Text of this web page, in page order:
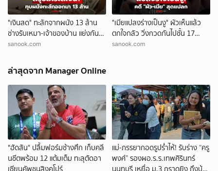
"เงินสด" ทะลักจากผนัง 13 ล้าน
ช่างรับเหมา-เจ้าของบ้าน แย่งกัน
วุ่น สุดท้ายศาลตัดสินให้ใคร?!
sanook.com
"เมียแปลงร่างเป็นงู" ผัวเห็นแล้ว
ตกใจกลัว วิ่งกวดกันไปชั้น 17
ตร.เผยบทสรุปคดีสุดแปลก!
sanook.com
ล่าสุดจาก Manager Online
"ฮัดสัน" ปลื้มฟอร์มช้างศึก เก็บคลี
นชีตพร้อม 12 แต้มเต็ม ทะลุตัดอา
แม่-ภรรยากอดรูปร่ำไห้! รับร่าง “ครู
พงศ์” รองผอ.ร.ร.เทพศิรินทร์